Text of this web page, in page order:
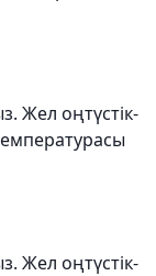
Жел оңтүстік-
Жел оңтүстік-